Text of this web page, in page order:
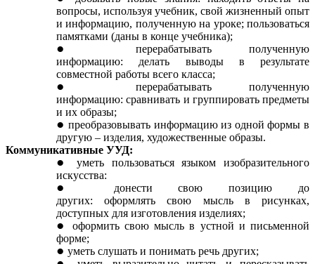
вопросы, используя учебник, свой жизненный опыт
и информацию, полученную на уроке; пользоваться
памятками (даны в конце учебника);
перерабатывать полученную
информацию: делать выводы в результате
совместной работы всего класса;
перерабатывать полученную
информацию: сравнивать и группировать предметы
и их образы;
преобразовывать информацию из одной формы в
другую – изделия, художественные образы.
Коммуникативные УУД:
уметь пользоваться языком изобразительного
искусства:
донести свою позицию до
других: оформлять
свою мысль в рисунках,
доступных для изготовления изделиях;
оформить свою мысль в устной и письменной
форме;
уметь слушать и понимать речь других;